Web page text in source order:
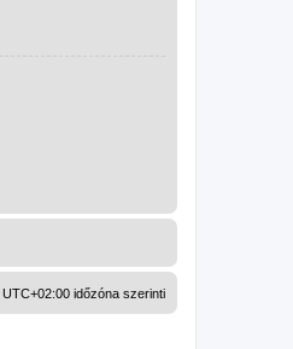
UTC+02:00 időzóna szerinti